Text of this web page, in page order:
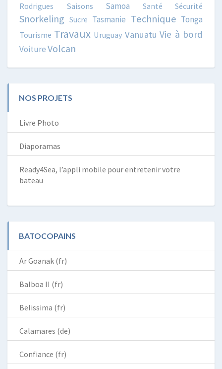
Rodrigues
Saisons Samoa Santé Sécurité
Snorkeling Sucre Tasmanie Technique Tonga
Tourisme Travaux Uruguay Vanuatu Vie à bord
VoitureVolcan
NOS PROJETS
Livre Photo
Diaporamas
Ready4Sea, l’appli mobile pour entretenir votre
bateau
BATOCOPAINS
Ar Goanak (fr)
Balboa II (fr)
Belissima (fr)
Calamares (de)
Confiance (fr)